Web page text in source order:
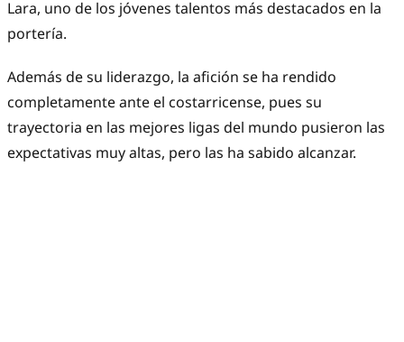
Lara, uno de los jóvenes talentos más destacados en la
portería.
Además de su liderazgo, la afición se ha rendido
completamente ante el costarricense, pues su
trayectoria en las mejores ligas del mundo pusieron las
expectativas muy altas, pero las ha sabido alcanzar.